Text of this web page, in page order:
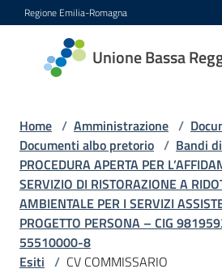
Vai al contenuto
Vai alla navigazione
Vai al footer
Regione Emilia-Romagna
Unione Bassa
Unione
Bassa
Amministrazione
Menu selezionato
Novità
Servizi
Home / Amministrazione /
Documenti albo pretorio / Bandi
PROCEDURA APERTA PER
SERVIZIO DI RISTORAZIONE A
AMBIENTALE PER I SERVIZI
PROGETTO PERSONA – CIG
55510000-8
Esiti / CV COMMISSARIO